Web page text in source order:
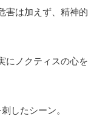
害は加えず、精神的
にノクティスの心を
したシーン。